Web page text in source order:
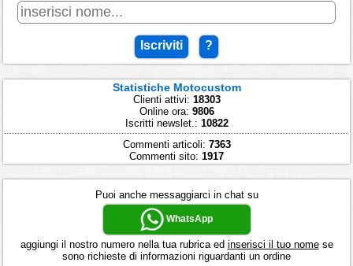
Iscriviti ?
Statistiche Motocustom
Clienti attivi: 18303
Online ora: 9806
Iscritti newslet.: 10822
Commenti articoli: 7363
Commenti sito: 1917
Puoi anche messaggiarci in chat su
WhatsApp
aggiungi il nostro numero nella tua rubrica ed inserisci il tuo nomese
sono richieste di informazioni riguardanti un ordine